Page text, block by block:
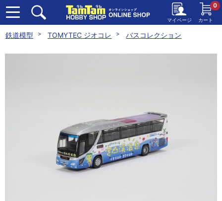
マイページ カート
0
鉄道模型 TOMYTEC ジオコレ バスコレクション